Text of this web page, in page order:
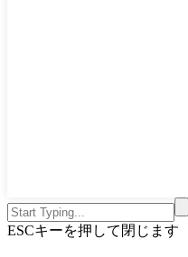
ESCキーを押して閉じます